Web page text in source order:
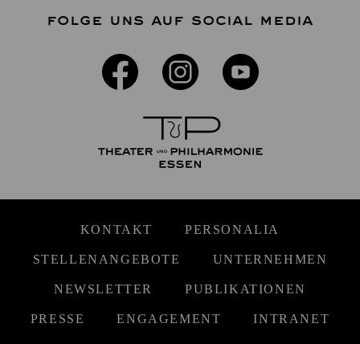
FOLGE UNS AUF SOCIAL MEDIA
KONTAKT PERSONALIA
STELLENANGEBOTE UNTERNEHMEN
NEWSLETTER PUBLIKATIONEN
PRESSE ENGAGEMENT INTRANET